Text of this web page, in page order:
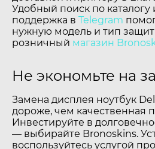
Удобный поиск по каталогу
поддержка в Telegram
нужную модель и тип
розничный магазин
Не экономьте на
Замена дисплея ноутбук
дороже, чем качественная
Инвестируйте в
— выбирайте Bronoskins.
воспользуйтесь услугой